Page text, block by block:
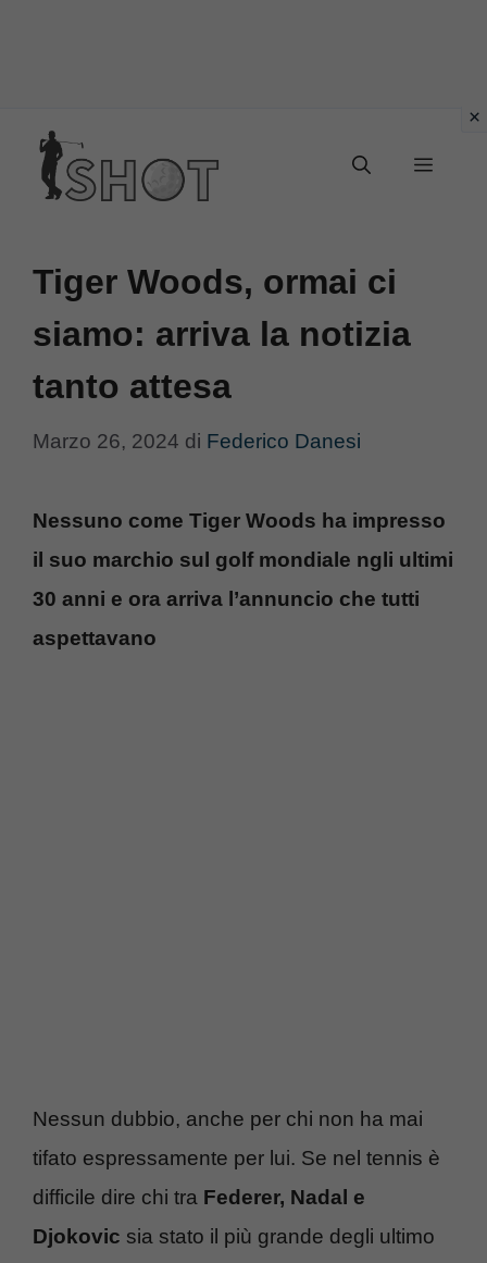
contenuto
Menu
Tiger Woods, ormai ci
siamo: arriva la notizia
tanto attesa
Marzo 26, 2024 di Federico Danesi
Nessuno come Tiger Woods ha impresso
il suo marchio sul golf mondiale ngli ultimi
30 anni e ora arriva l’annuncio che tutti
aspettavano
Nessun dubbio, anche per chi non ha mai
tifato espressamente per lui. Se nel tennis è
difficile dire chi tra Federer, Nadal e
Djokovic sia stato il più grande degli ultimo